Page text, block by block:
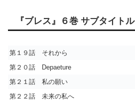
『ブレス』６巻 サブタイトル
第１９話 それから
第２０話 Depaeture
第２１話 私の願い
第２２話 未来の私へ